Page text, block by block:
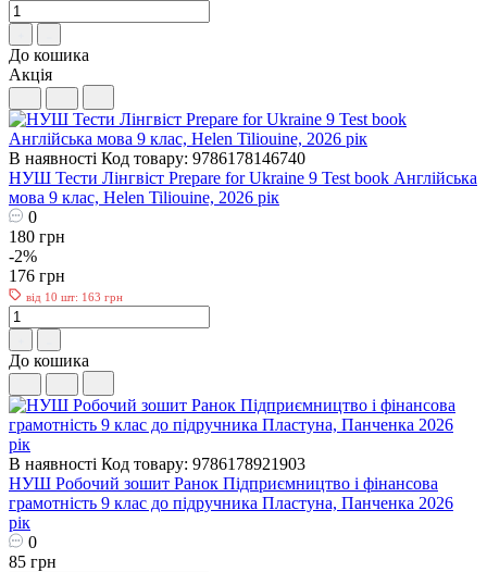
До кошика
Акція
В наявності Код товару: 9786178146740
НУШ Тести Лінгвіст Prepare for Ukraine 9 Test book Англійська
мова 9 клас, Helen Tiliouine, 2026 рік
0
180 грн
-2%
176 грн
від 10 шт: 163 грн
До кошика
В наявності Код товару: 9786178921903
НУШ Робочий зошит Ранок Підприємництво і фінансова
грамотність 9 клас до підручника Пластуна, Панченка 2026
рік
0
85 грн